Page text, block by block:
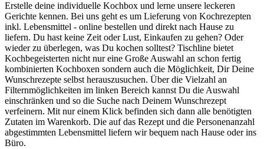
Erstelle deine individuelle Kochbox und lerne unsere leckeren
Gerichte kennen. Bei uns geht es um Lieferung von Kochrezepten
inkl. Lebensmittel - online bestellen und direkt nach Hause zu
liefern. Du hast keine Zeit oder Lust, Einkaufen zu gehen? Oder
wieder zu überlegen, was Du kochen solltest? Tischline bietet
Kochbegeisterten nicht nur eine Große Auswahl an schon fertig
kombinierten Kochboxen sondern auch die Möglichkeit, Dir Deine
Wunschrezepte selbst herauszusuchen. Über die Vielzahl an
Filternmöglichkeiten im linken Bereich kannst Du die Auswahl
einschränken und so die Suche nach Deinem Wunschrezept
verfeinern. Mit nur einem Klick befinden sich dann alle benötigten
Zutaten im Warenkorb. Die auf das Rezept und die Personenanzahl
abgestimmten Lebensmittel liefern wir bequem nach Hause oder ins
Büro.